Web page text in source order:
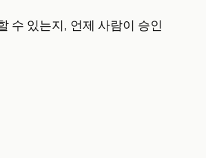
수 있는지, 언제 사람이 승인